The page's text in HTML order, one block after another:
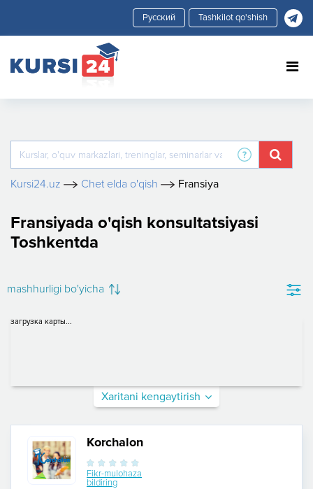
Tashkilot qo'shish
Kursi24.uz Chet elda o'qish Fransiya
Fransiyada o'qish konsultatsiyasi
Toshkentda
mashhurligi bo'yicha
загрузка карты...
Xaritani kengaytirish
Korchalon
Fikr-mulohaza
bildiring